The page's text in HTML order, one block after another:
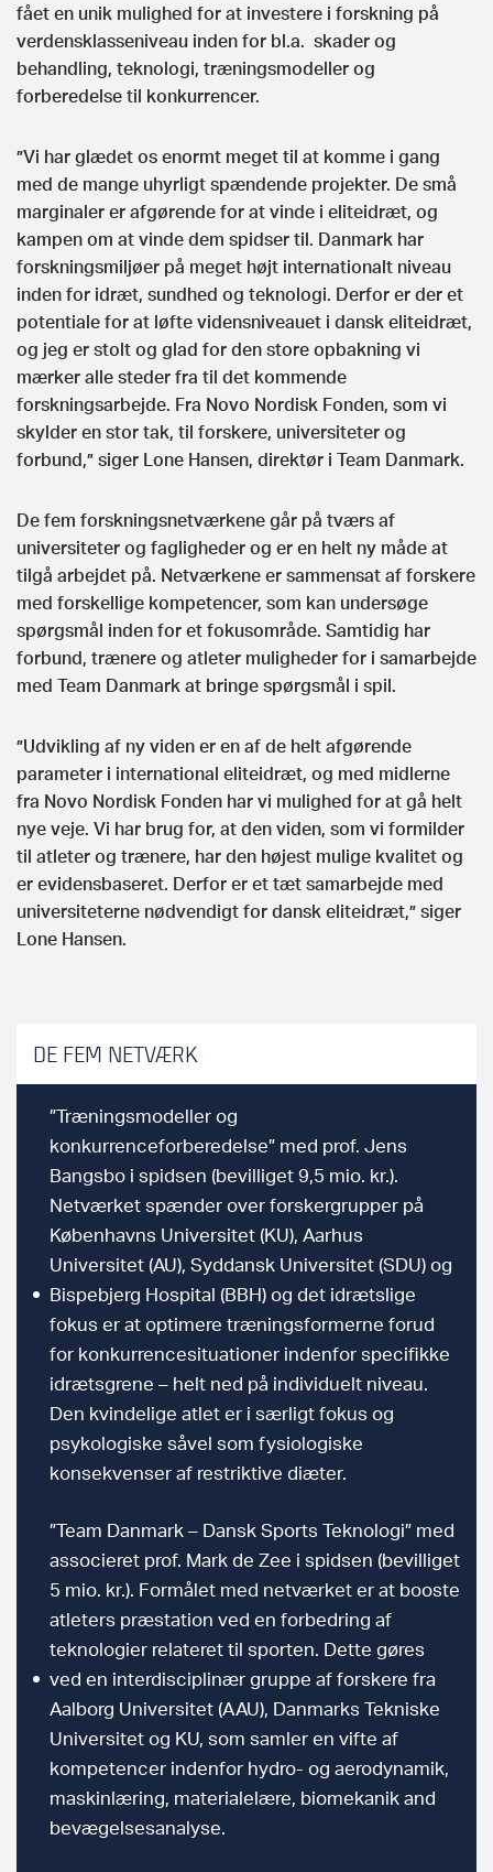
fået en unik mulighed for at investere i forskning på
verdensklasseniveau inden for bl.a. skader og
behandling, teknologi, træningsmodeller og
forberedelse til konkurrencer.
”Vi har glædet os enormt meget til at komme i gang
med de mange uhyrligt spændende projekter. De små
marginaler er afgørende for at vinde i eliteidræt, og
kampen om at vinde dem spidser til. Danmark har
forskningsmiljøer på meget højt internationalt niveau
inden for idræt, sundhed og teknologi. Derfor er der et
potentiale for at løfte vidensniveauet i dansk eliteidræt,
og jeg er stolt og glad for den store opbakning vi
mærker alle steder fra til det kommende
forskningsarbejde. Fra Novo Nordisk Fonden, som vi
skylder en stor tak, til forskere, universiteter og
forbund,” siger Lone Hansen, direktør i Team Danmark.
De fem forskningsnetværkene går på tværs af
universiteter og fagligheder og er en helt ny måde at
tilgå arbejdet på. Netværkene er sammensat af forskere
med forskellige kompetencer, som kan undersøge
spørgsmål inden for et fokusområde. Samtidig har
forbund, trænere og atleter muligheder for i samarbejde
med Team Danmark at bringe spørgsmål i spil.
”Udvikling af ny viden er en af de helt afgørende
parameter i international eliteidræt, og med midlerne
fra Novo Nordisk Fonden har vi mulighed for at gå helt
nye veje. Vi har brug for, at den viden, som vi formilder
til atleter og trænere, har den højest mulige kvalitet og
er evidensbaseret. Derfor er et tæt samarbejde med
universiteterne nødvendigt for dansk eliteidræt,” siger
Lone Hansen.
DE FEM NETVÆRK
”Træningsmodeller og
konkurrenceforberedelse” med prof. Jens
Bangsbo i spidsen (bevilliget 9,5 mio. kr.).
Netværket spænder over forskergrupper på
Københavns Universitet (KU), Aarhus
Universitet (AU), Syddansk Universitet (SDU) og
Bispebjerg Hospital (BBH) og det idrætslige
fokus er at optimere træningsformerne forud
for konkurrencesituationer indenfor specifikke
idrætsgrene – helt ned på individuelt niveau.
Den kvindelige atlet er i særligt fokus og
psykologiske såvel som fysiologiske
konsekvenser af restriktive diæter.
”Team Danmark – Dansk Sports Teknologi” med
associeret prof. Mark de Zee i spidsen (bevilliget
5 mio. kr.). Formålet med netværket er at booste
atleters præstation ved en forbedring af
teknologier relateret til sporten. Dette gøres
ved en interdisciplinær gruppe af forskere fra
Aalborg Universitet (AAU), Danmarks Tekniske
Universitet og KU, som samler en vifte af
kompetencer indenfor hydro- og aerodynamik,
maskinlæring, materialelære, biomekanik and
bevægelsesanalyse.